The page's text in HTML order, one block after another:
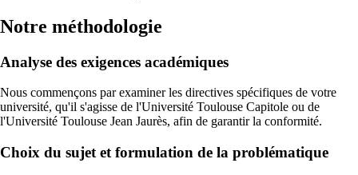
Notre méthodologie
Analyse des exigences académiques
Nous commençons par examiner les directives spécifiques de votre
université, qu'il s'agisse de l'Université Toulouse Capitole ou de
l'Université Toulouse Jean Jaurès, afin de garantir la conformité.
Choix du sujet et formulation de la problématique